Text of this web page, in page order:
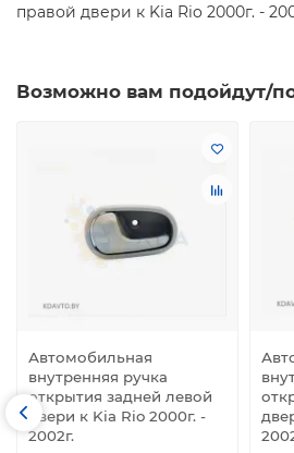
правой двери к Kia Rio 2000г. -
Возможно вам подойдут/
Автомобильная
внутренняя ручка
открытия задней левой
двери к Kia Rio 2000г. -
2002г.